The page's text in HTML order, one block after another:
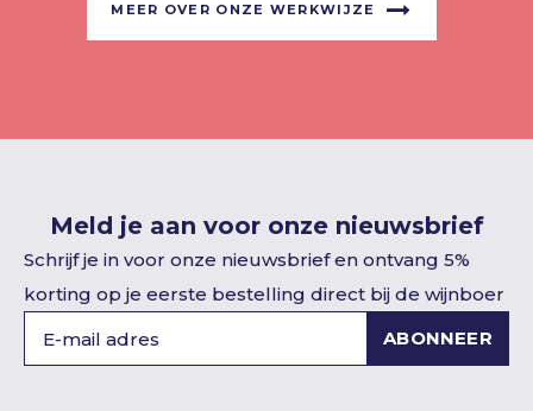
MEER OVER ONZE WERKWIJZE
Meld je aan voor onze nieuwsbrief
Schrijf je in voor onze nieuwsbrief en ontvang 5%
korting op je eerste bestelling direct bij de wijnboer
ABONNEER